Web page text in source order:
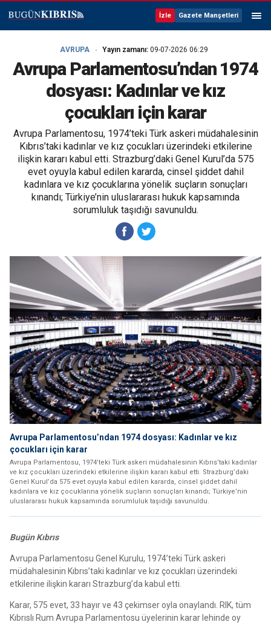
İzle Gazete Manşetleri
AVRUPA Yayın zamanı: 09-07-2026 06:29
Avrupa Parlamentosu’ndan 1974
dosyası: Kadınlar ve kız
çocukları için karar
Avrupa Parlamentosu, 1974’teki Türk askeri müdahalesinin
Kıbrıs’taki kadınlar ve kız çocukları üzerindeki etkilerine
ilişkin kararı kabul etti. Strazburg’daki Genel Kurul’da 575
evet oyuyla kabul edilen kararda, cinsel şiddet dahil
kadınlara ve kız çocuklarına yönelik suçların sonuçları
kınandı; Türkiye’nin uluslararası hukuk kapsamında
sorumluluk taşıdığı savunuldu.
Avrupa Parlamentosu’ndan 1974 dosyası: Kadınlar ve kız
çocukları için karar
Avrupa Parlamentosu, 1974’teki Türk askeri müdahalesinin Kıbrıs’taki kadınlar
ve kız çocukları üzerindeki etkilerine ilişkin kararı kabul etti. Strazburg’daki
Genel Kurul’da 575 evet oyuyla kabul edilen kararda, cinsel şiddet dahil
kadınlara ve kız çocuklarına yönelik suçların sonuçları kınandı; Türkiye’nin
uluslararası hukuk kapsamında sorumluluk taşıdığı savunuldu.
Bugün Kıbrıs
Avrupa Parlamentosu Genel Kurulu, 1974’teki Türk askeri
müdahalesinin Kıbrıs’taki kadınlar ve kız çocukları üzerindeki
etkilerine ilişkin kararı Strazburg’da kabul etti.
Karar, 575 evet, 33 hayır ve 43 çekimser oyla onaylandı. RIK, tüm
Kıbrıslı Rum Avrupa Parlamentosu üyelerinin karar lehinde oy